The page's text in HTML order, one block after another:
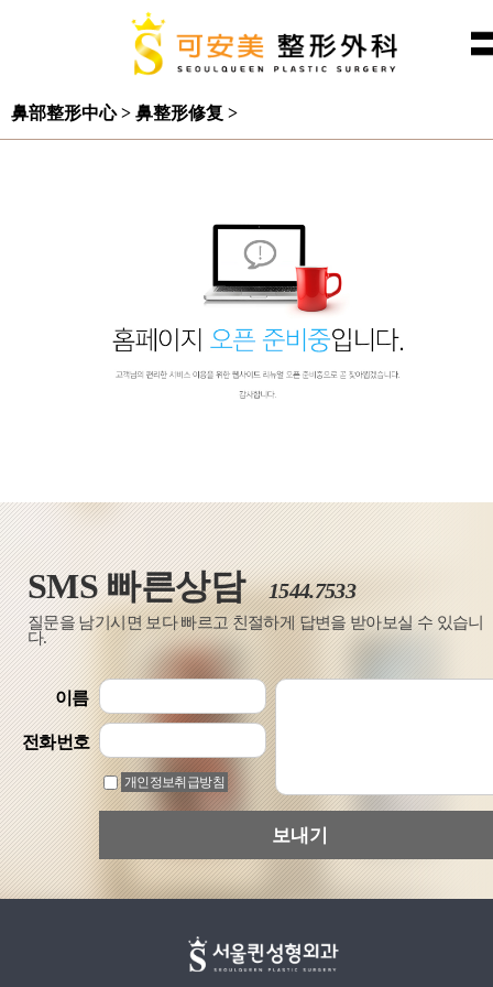
鼻部整形中心 > 鼻整形修复 >
SMS 빠른상담1544.7533
질문을 남기시면 보다 빠르고 친절하게 답변을 받아보실 수 있습니
다.
이름
전화번호
개인정보취급방침